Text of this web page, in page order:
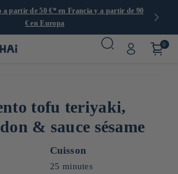
a partir de 50 €* en Francia y a partir de 90
€ en Europa
0
tofu teriyaki,
& sauce sésame
Cuisson
25 minutes